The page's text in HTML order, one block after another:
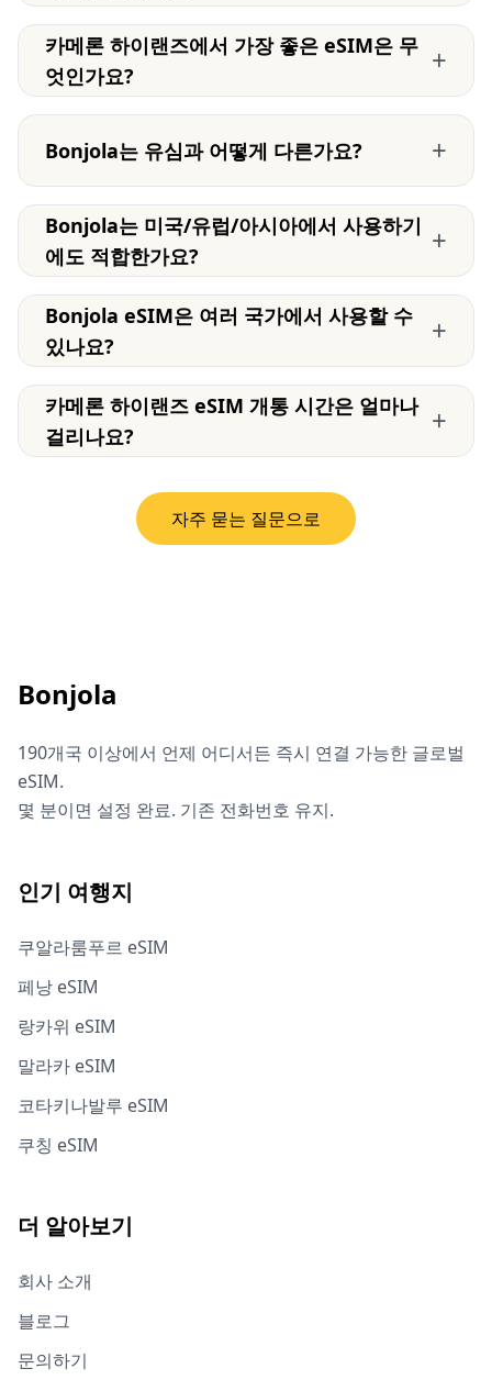
카메론 하이랜즈에서 가장 좋은 eSIM은 무
엇인가요?
+
Bonjola는 유심과 어떻게 다른가요? +
Bonjola는 미국/유럽/아시아에서 사용하기
에도 적합한가요?
+
Bonjola eSIM은 여러 국가에서 사용할 수
있나요?
+
카메론 하이랜즈 eSIM 개통 시간은 얼마나
걸리나요?
+
자주 묻는 질문으로
Bonjola
190개국 이상에서 언제 어디서든 즉시 연결 가능한 글로벌
eSIM.
몇 분이면 설정 완료. 기존 전화번호 유지.
인기 여행지
쿠알라룸푸르 eSIM
페낭 eSIM
랑카위 eSIM
말라카 eSIM
코타키나발루 eSIM
쿠칭 eSIM
더 알아보기
회사 소개
블로그
문의하기